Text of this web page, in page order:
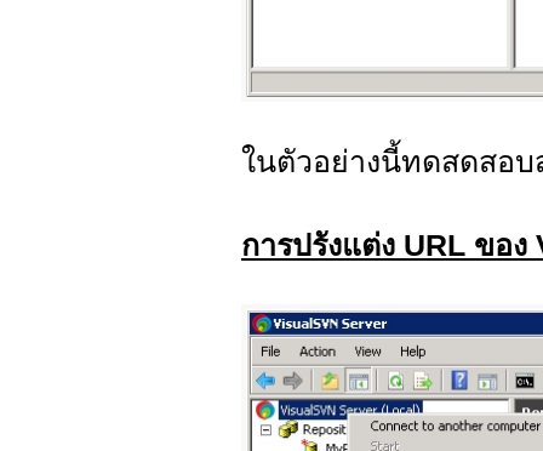
ในตัวอย่างนี้ทดสดสอ
การปรังแต่ง URL ขอ